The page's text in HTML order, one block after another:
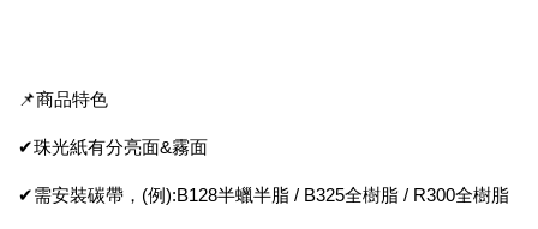
📌商品特色
✔珠光紙有分亮面&霧面
✔需安裝碳帶，(例):B128半蠟半脂 / B325全樹脂 / R300全樹脂